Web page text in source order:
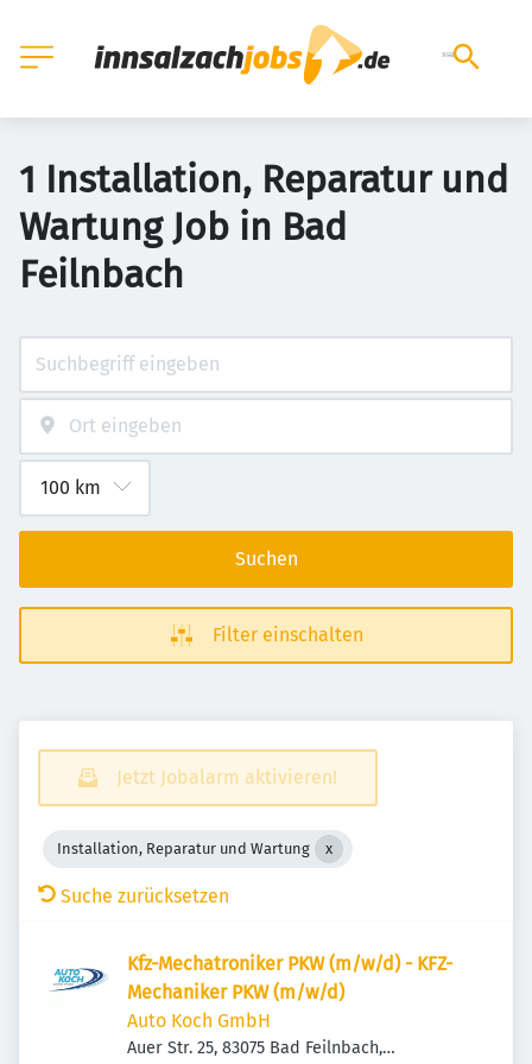
1 Installation, Reparatur und
Wartung Job in Bad
Feilnbach
Suchen
Filter einschalten
Jetzt Jobalarm aktivieren!
Installation, Reparatur und Wartung
Suche zurücksetzen
Kfz-Mechatroniker PKW (m/w/d) - KFZ-
Mechaniker PKW (m/w/d)
Auto Koch GmbH
Auer Str. 25, 83075 Bad Feilnbach,